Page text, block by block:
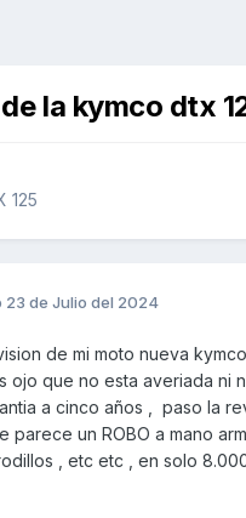
la kymco dtx
125
23 de Julio del 2024
de mi moto nueva
ojo que no esta averiada ni
a cinco años , paso la
parece un ROBO a mano
, etc etc , en solo